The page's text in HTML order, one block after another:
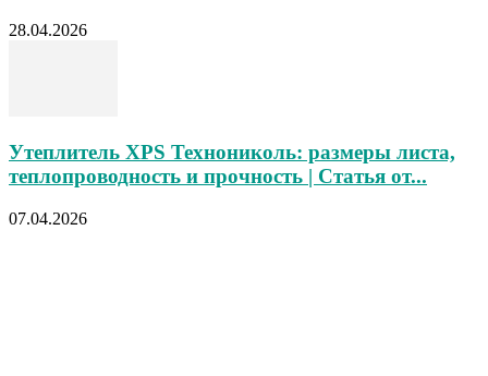
28.04.2026
Утеплитель XPS Технониколь: размеры листа,
теплопроводность и прочность | Статья от...
07.04.2026